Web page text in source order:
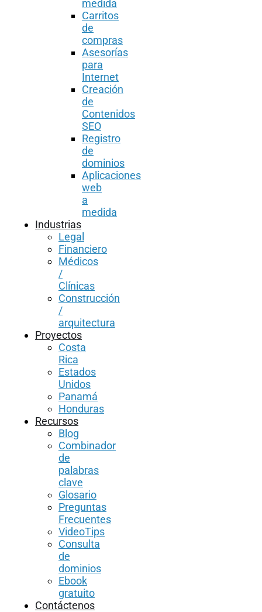
medida
Carritos
de
compras
Asesorías
para
Internet
Creación
de
Contenidos
SEO
Registro
de
dominios
Aplicaciones
web
a
medida
Industrias
Legal
Financiero
Médicos
/
Clínicas
Construcción
/
arquitectura
Proyectos
Costa
Rica
Estados
Unidos
Panamá
Honduras
Recursos
Blog
Combinador
de
palabras
clave
Glosario
Preguntas
Frecuentes
VideoTips
Consulta
de
dominios
Ebook
gratuito
Contáctenos